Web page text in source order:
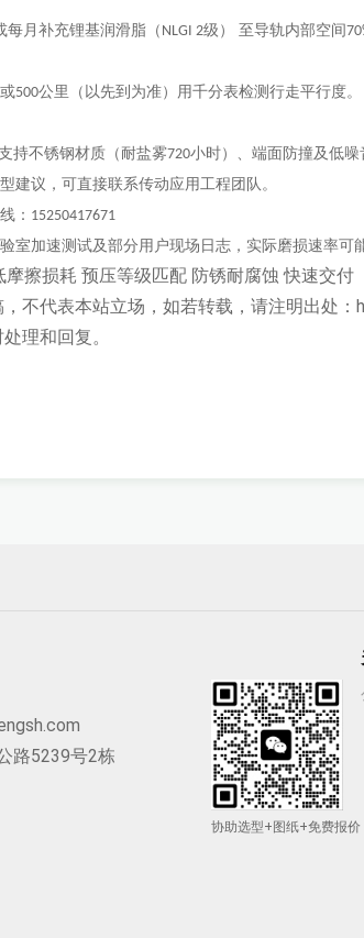
每月补充锂基润滑脂（ NLGI 2级） 至导轨内部空间
500公里（以先到为准）用千分表检测行走平行度。
持不锈钢材质（耐盐雾720小时）、端面防撞及低
建议，可直接联系传动应用工程团队。
： 15250417671
室加速测试及部分用户现场日志，实际磨损速率
摩擦损耗 预压等级匹配 防锈耐腐蚀 快速交付
不代表本站立场，如若转载，请注明出处：
理和回复。
路5239号2栋
协助选型+图纸+免费报价